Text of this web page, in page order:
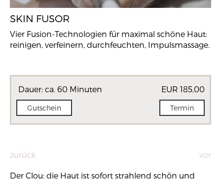
SKIN FUSOR
Vier Fusion-Technologien für maximal schöne Haut:
reinigen, verfeinern, durchfeuchten, Impulsmassage.
Dauer: ca. 60 Minuten EUR 185,00
Gutschein Termin
zurück vor
Der Clou: die Haut ist sofort strahlend schön und